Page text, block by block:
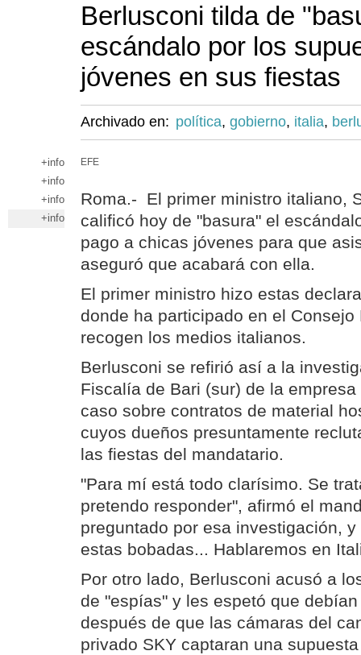
Berlusconi tilda de
escándalo por los
jóvenes en sus fiestas
Archivado en: política, gobierno, italia,
+info
+info
+info
+info
EFE
Roma.- El primer ministro italiano,
calificó hoy de "basura" el
pago a chicas jóvenes para que
aseguró que acabará con ella.
El primer ministro hizo estas
donde ha participado en el Consejo
recogen los medios italianos.
Berlusconi se refirió así a la
Fiscalía de Bari (sur) de la
caso sobre contratos de material
cuyos dueños presuntamente
las fiestas del mandatario.
"Para mí está todo clarísimo. Se
pretendo responder", afirmó el
preguntado por esa investigación,
estas bobadas... Hablaremos en
Por otro lado, Berlusconi acusó a
de "espías" y les espetó que
después de que las cámaras del
privado SKY captaran una